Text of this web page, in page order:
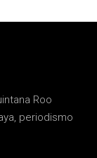
Roo
periodismo